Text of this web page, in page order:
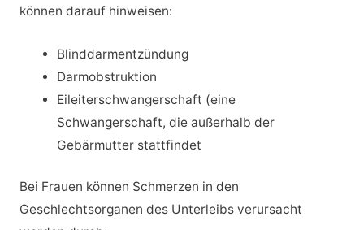
können darauf hinweisen:
Blinddarmentzündung
Darmobstruktion
Eileiterschwangerschaft (eine
Schwangerschaft, die außerhalb der
Gebärmutter stattfindet
Bei Frauen können Schmerzen in den
Geschlechtsorganen des Unterleibs verursacht